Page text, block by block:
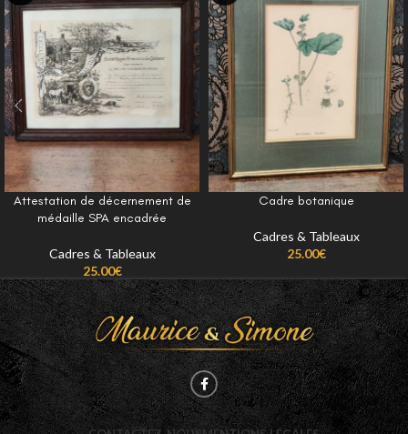
Attestation de décernement de
médaille SPA encadrée
Cadres & Tableaux
25.00€
Cadre botanique
Cadres & Tableaux
25.00€